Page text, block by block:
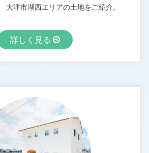
大津市湖西エリアの土地をご紹介。
詳しく見る